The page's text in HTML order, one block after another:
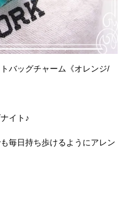
バッグチャーム《オレンジ/
イト♪
毎日持ち歩けるようにアレン